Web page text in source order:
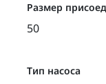
Размер
50
Тип насоса